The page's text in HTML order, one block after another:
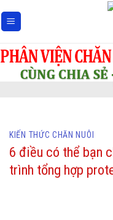
to
KIẾN THỨC CHĂN NUÔI
6 điều có thể bạn
trình tổng hợp